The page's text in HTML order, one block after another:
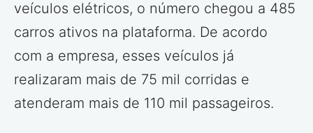
veículos elétricos, o número chegou a 485
carros ativos na plataforma. De acordo
com a empresa, esses veículos já
realizaram mais de 75 mil corridas e
atenderam mais de 110 mil passageiros.